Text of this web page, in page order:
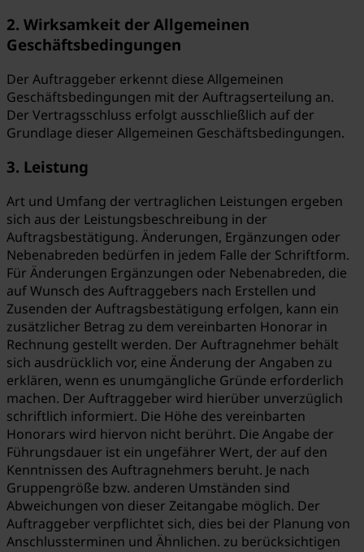
2. Wirksamkeit der Allgemeinen
Geschäftsbedingungen
Der Auftraggeber erkennt diese Allgemeinen
Geschäftsbedingungen mit der Auftragserteilung an.
Der Vertragsschluss erfolgt ausschließlich auf der
Grundlage dieser Allgemeinen Geschäftsbedingungen.
3. Leistung
Art und Umfang der vertraglichen Leistungen ergeben
sich aus der Leistungsbeschreibung in der
Auftragsbestätigung. Änderungen, Ergänzungen oder
Nebenabreden bedürfen in jedem Falle der Schriftform.
Für Änderungen Ergänzungen oder Nebenabreden, die
auf Wunsch des Auftraggebers nach Erstellen und
Zusenden der Auftragsbestätigung erfolgen, kann ein
zusätzlicher Betrag zu dem vereinbarten Honorar in
Rechnung gestellt werden. Der Auftragnehmer behält
sich ausdrücklich vor, eine Änderung der Angaben zu
erklären, wenn es unumgängliche Gründe erforderlich
machen. Der Auftraggeber wird hierüber unverzüglich
schriftlich informiert. Die Höhe des vereinbarten
Honorars wird hiervon nicht berührt. Die Angabe der
Führungsdauer ist ein ungefährer Wert, der auf den
Kenntnissen des Auftragnehmers beruht. Je nach
Gruppengröße bzw. anderen Umständen sind
Abweichungen von dieser Zeitangabe möglich. Der
Auftraggeber verpflichtet sich, dies bei der Planung von
Anschlussterminen und Ähnlichen. zu berücksichtigen